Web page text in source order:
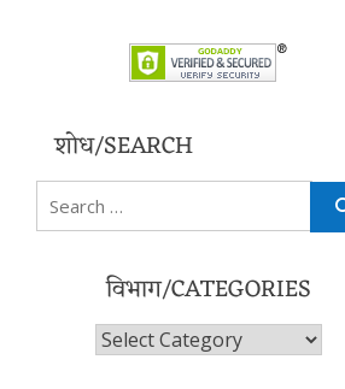
शोध/SEARCH
Search
for:
विभाग/CATEGORIES
विभाग/Categories